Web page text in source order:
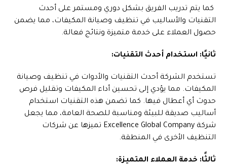
كما يتم تدريب الفريق بشكل دوري ومستمر على أحدث
التقنيات والأساليب في تنظيف وصيانة المكيفات، مما يضمن
حصول العملاء على خدمة متميزة ونتائج فعالة.
ثانيًا: استخدام أحدث التقنيات:
تستخدم الشركة أحدث التقنيات والأدوات في تنظيف وصيانة
المكيفات. مما يؤدي إلى تحسين أداء المكيفات وتقليل فرص
حدوث أي أعطال فيها. كما تضمن هذه التقنيات استخدام
أساليب صديقة للبيئة ومناسبة للصحة العامة، مما يجعل
شركة Excellence Global Company تميزها عن شركات
التنظيف الأخرى في المنطقة.
ثالثًا: خدمة العملاء المتميزة: